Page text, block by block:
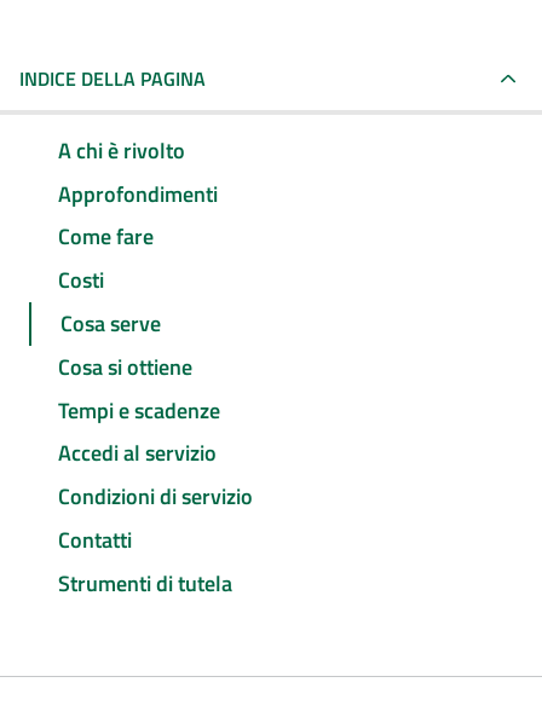
INDICE DELLA PAGINA
A chi è rivolto
Approfondimenti
Come fare
Costi
Cosa serve
Cosa si ottiene
Tempi e scadenze
Accedi al servizio
Condizioni di servizio
Contatti
Strumenti di tutela